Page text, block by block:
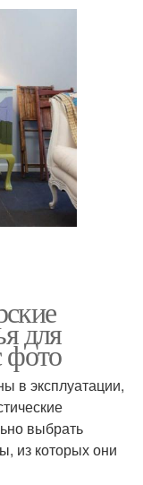
для
фото
в эксплуатации,
выбрать
из которых они